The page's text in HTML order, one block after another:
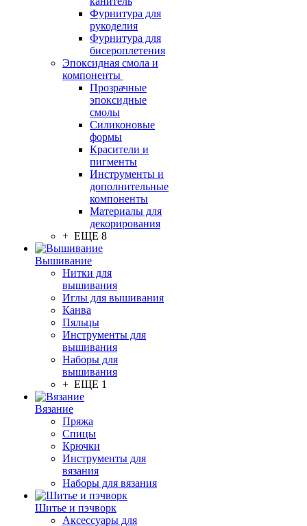
Фурнитура для
рукоделия
Фурнитура для
бисероплетения
Эпоксидная смола и
компоненты
Прозрачные
эпоксидные
смолы
Силиконовые
формы
Красители и
пигменты
Инструменты и
дополнительные
компоненты
Материалы для
декорирования
+ ЕЩЕ 8
Вышивание
Нитки для
вышивания
Иглы для вышивания
Канва
Пяльцы
Инструменты для
вышивания
Наборы для
вышивания
+ ЕЩЕ 1
Вязание
Пряжа
Спицы
Крючки
Инструменты для
вязания
Наборы для вязания
Шитье и пэчворк
Аксессуары для